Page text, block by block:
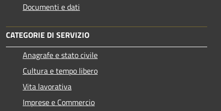
Documenti e dati
CATEGORIE DI SERVIZIO
Anagrafe e stato civile
Cultura e tempo libero
Vita lavorativa
Imprese e Commercio